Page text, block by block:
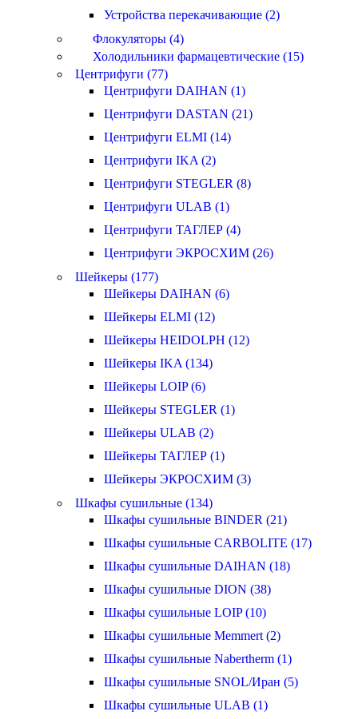
Устройства перекачивающие (2)
Флокуляторы (4)
Холодильники фармацевтические (15)
Центрифуги (77)
Центрифуги DAIHAN (1)
Центрифуги DASTAN (21)
Центрифуги ELMI (14)
Центрифуги IKA (2)
Центрифуги STEGLER (8)
Центрифуги ULAB (1)
Центрифуги ТАГЛЕР (4)
Центрифуги ЭКРОСХИМ (26)
Шейкеры (177)
Шейкеры DAIHAN (6)
Шейкеры ELMI (12)
Шейкеры HEIDOLPH (12)
Шейкеры IKA (134)
Шейкеры LOIP (6)
Шейкеры STEGLER (1)
Шейкеры ULAB (2)
Шейкеры ТАГЛЕР (1)
Шейкеры ЭКРОСХИМ (3)
Шкафы сушильные (134)
Шкафы сушильные BINDER (21)
Шкафы сушильные CARBOLITE (17)
Шкафы сушильные DAIHAN (18)
Шкафы сушильные DION (38)
Шкафы сушильные LOIP (10)
Шкафы сушильные Memmert (2)
Шкафы сушильные Nabertherm (1)
Шкафы сушильные SNOL/Иран (5)
Шкафы сушильные ULAB (1)